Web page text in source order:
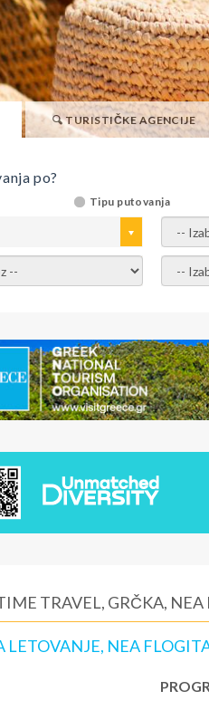
TURISTIČKE AGENCIJE
po?
Tipu putovanja
-
-
TRAVEL, GRČKA, NEA
LETOVANJE, NEA